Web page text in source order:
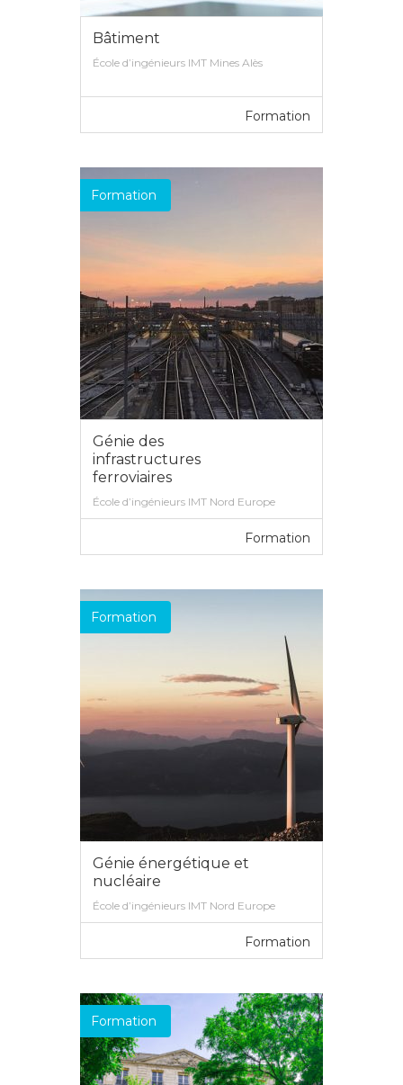
Bâtiment
École d’ingénieurs IMT Mines Alès
Formation
Formation
Génie des
infrastructures
ferroviaires
École d’ingénieurs IMT Nord Europe
Formation
Formation
Génie énergétique et
nucléaire
École d’ingénieurs IMT Nord Europe
Formation
Formation